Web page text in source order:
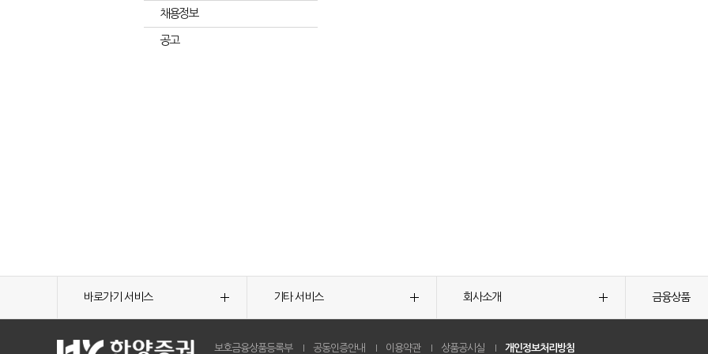
채용정보
공고
바로가기 서비스 기타 서비스 회사소개 금융상품
보호금융상품등록부 공동인증안내 이용약관 상품공시실 개인정보처리방침